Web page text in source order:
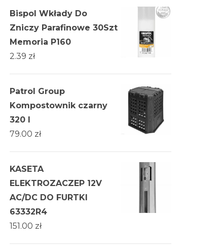
Bispol Wkłady Do
Zniczy Parafinowe 30Szt
Memoria P160
2.39 zł
Patrol Group
Kompostownik czarny
320 l
79.00 zł
KASETA
ELEKTROZACZEP 12V
AC/DC DO FURTKI
63332R4
151.00 zł